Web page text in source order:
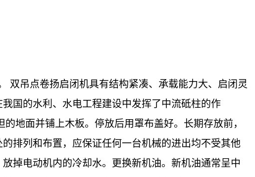
双吊点卷扬启闭机具有结构紧凑、承载能力大、启闭灵
国的水利、水电工程建设中发挥了中流砥柱的作
地面并铺上木板。停放后用罩布盖好。长期存放前，
排列和布置，应保证任何一台机械的进出均不受其他
掉电动机内的冷却水。更换新机油。新机油通常呈中